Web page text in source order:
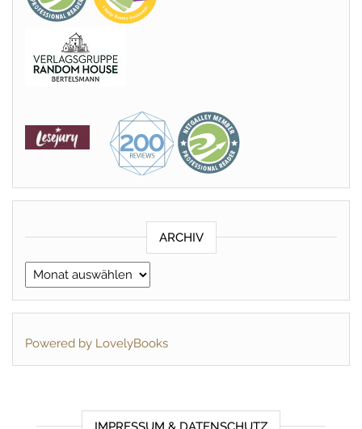
ARCHIV
Archiv
Powered by LovelyBooks